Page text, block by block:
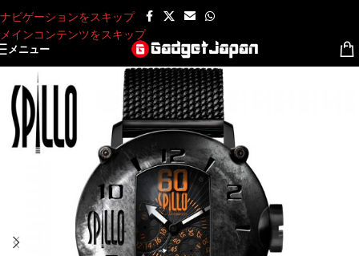
ナビゲーションをスキップ
メインコンテンツをスキップ
メニュー